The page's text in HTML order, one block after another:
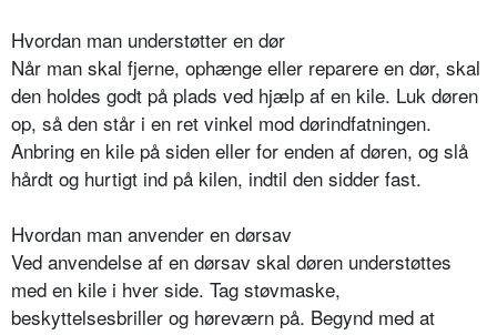
Hvordan man understøtter en dør
Når man skal fjerne, ophænge eller reparere en dør, skal
den holdes godt på plads ved hjælp af en kile. Luk døren
op, så den står i en ret vinkel mod dørindfatningen.
Anbring en kile på siden eller for enden af døren, og slå
hårdt og hurtigt ind på kilen, indtil den sidder fast.
Hvordan man anvender en dørsav
Ved anvendelse af en dørsav skal døren understøttes
med en kile i hver side. Tag støvmaske,
beskyttelsesbriller og høreværn på. Begynd med at